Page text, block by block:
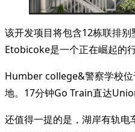
该开发项目将包含12栋联排
Etobicoke是一个正在崛起的
Humber college&警察学校位
地。17分钟Go Train直达
还值得一提的是，湖岸有轨